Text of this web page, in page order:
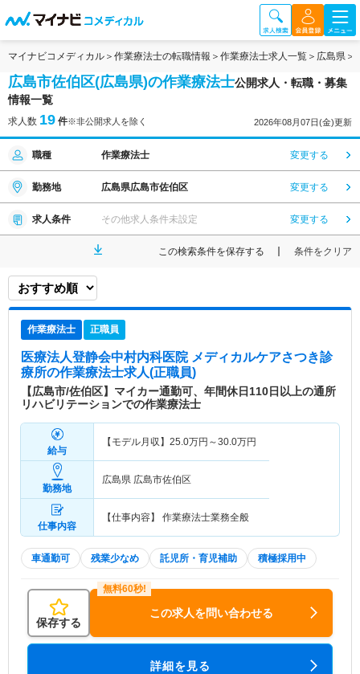
マイナビコメディカル 作業療法士の転職情報 作業療法士求人一覧 広島県
広島市佐伯区(広島県)の作業療法士公開求人・転職・募集
情報一覧
求人数 19 件※非公開求人を除く 2026年08月07日(金)更新
職種 作業療法士 変更する
勤務地 広島県広島市佐伯区 変更する
求人条件 その他求人条件未設定 変更する
この検索条件を保存する 条件をクリア
作業療法士 正職員
医療法人登静会中村内科医院 メディカルケアさつき診
療所の作業療法士求人(正職員)
【広島市/佐伯区】マイカー通勤可、年間休日110日以上の通所
リハビリテーションでの作業療法士
給与
【モデル月収】 25.0万円～30.0万円
勤務地
広島県 広島市佐伯区
仕事内容
【仕事内容】 作業療法士業務全般
車通勤可 残業少なめ 託児所・育児補助 積極採用中
保存する
この求人を問い合わせる
詳細を見る